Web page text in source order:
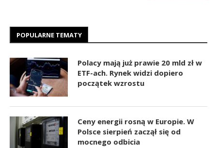
POPULARNE TEMATY
Polacy mają już prawie 20 mld zł w
ETF-ach. Rynek widzi dopiero
początek wzrostu
Ceny energii rosną w Europie. W
Polsce sierpień zaczął się od
mocnego odbicia